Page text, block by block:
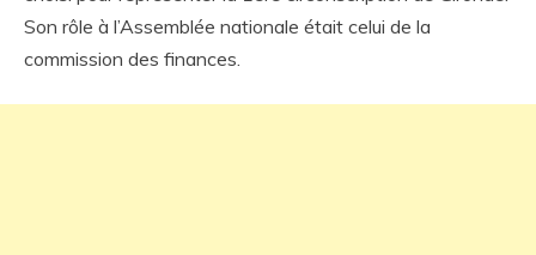
Son rôle à l’Assemblée nationale était celui de la
commission des finances.